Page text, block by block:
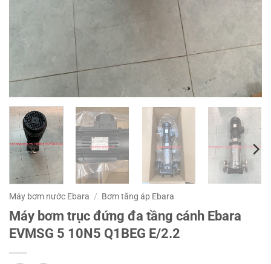
Máy bơm nước Ebara / Bơm tăng áp Ebara
Máy bơm trục đứng đa tầng cánh Ebara
EVMSG 5 10N5 Q1BEG E/2.2